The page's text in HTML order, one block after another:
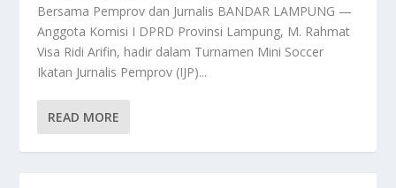
Bersama Pemprov dan Jurnalis BANDAR LAMPUNG —
Anggota Komisi I DPRD Provinsi Lampung, M. Rahmat
Visa Ridi Arifin, hadir dalam Turnamen Mini Soccer
Ikatan Jurnalis Pemprov (IJP)...
READ MORE